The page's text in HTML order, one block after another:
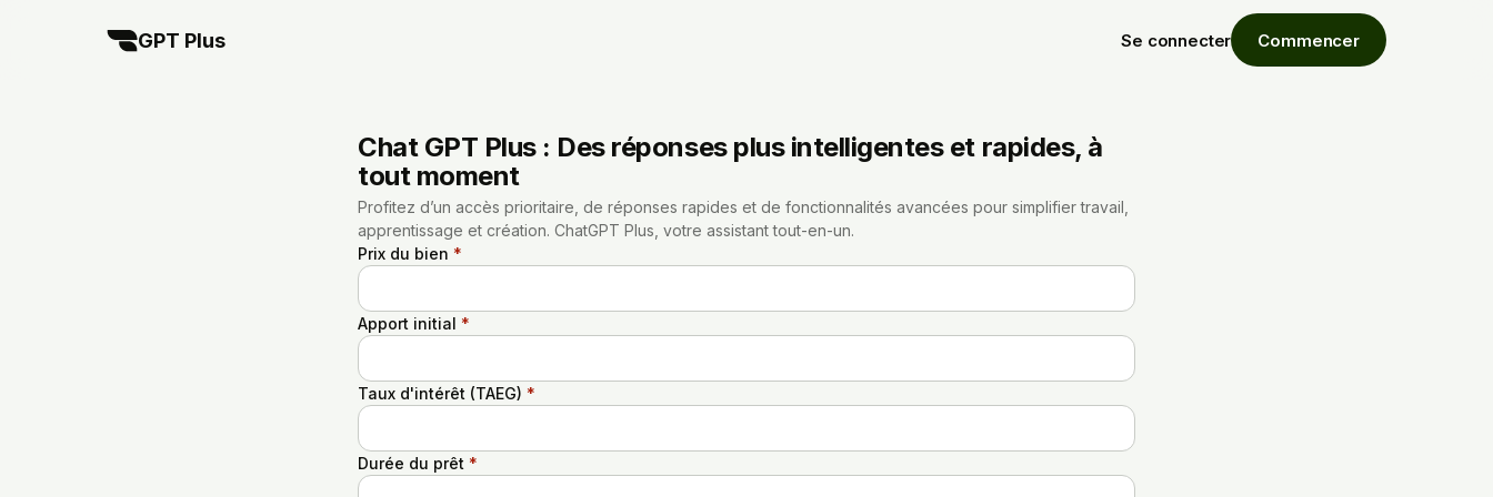
GPT Plus Se connecter Commencer
Chat GPT Plus : Des réponses plus intelligentes et rapides, à
tout moment
Profitez d’un accès prioritaire, de réponses rapides et de fonctionnalités avancées pour simplifier travail,
apprentissage et création. ChatGPT Plus, votre assistant tout-en-un.
Prix du bien *
Apport initial *
Taux d'intérêt (TAEG) *
Durée du prêt *